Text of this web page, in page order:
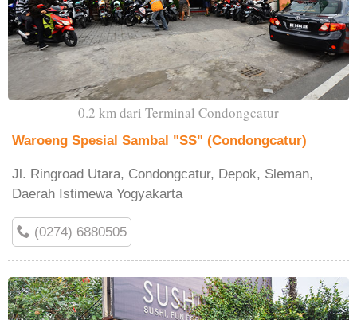
0.2 km dari Terminal Condongcatur
Waroeng Spesial Sambal "SS" (Condongcatur)
Jl. Ringroad Utara, Condongcatur, Depok, Sleman,
Daerah Istimewa Yogyakarta
(0274) 6880505